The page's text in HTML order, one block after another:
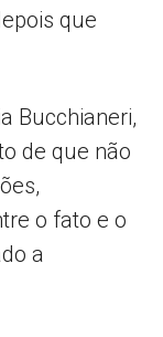
que
Bucchianeri,
de que não
o fato e o
a